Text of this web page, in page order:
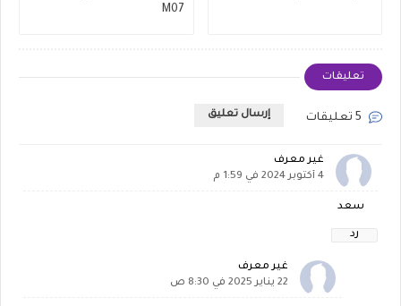
M07
تعليقات
إرسال تعليق
غير معرف
4 أكتوبر 2024 في 1:59 م
سعد
رد
غير معرف
22 يناير 2025 في 8:30 ص